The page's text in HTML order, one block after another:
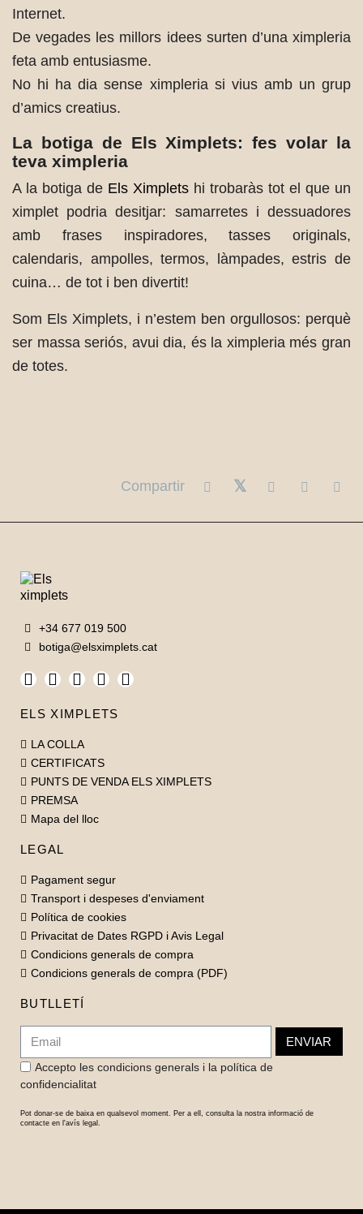
Internet.
De vegades les millors idees surten d’una ximpleria
feta amb entusiasme.
No hi ha dia sense ximpleria si vius amb un grup
d’amics creatius.
La botiga de Els Ximplets: fes volar la
teva ximpleria
A la botiga de Els Ximplets hi trobaràs tot el que un
ximplet podria desitjar: samarretes i dessuadores
amb frases inspiradores, tasses originals,
calendaris, ampolles, termos, làmpades, estris de
cuina… de tot i ben divertit!
Som Els Ximplets, i n’estem ben orgullosos: perquè
ser massa seriós, avui dia, és la ximpleria més gran
de totes.
Compartir
+34 677 019 500
botiga@elsximplets.cat
ELS XIMPLETS
LA COLLA
CERTIFICATS
PUNTS DE VENDA ELS XIMPLETS
PREMSA
Mapa del lloc
LEGAL
Pagament segur
Transport i despeses d'enviament
Política de cookies
Privacitat de Dates RGPD i Avis Legal
Condicions generals de compra
Condicions generals de compra (PDF)
BUTLLETÍ
ENVIAR
Accepto les condicions generals i la política de
confidencialitat
Pot donar-se de baixa en qualsevol moment. Per a ell, consulta la nostra informació de
contacte en l'avís legal.